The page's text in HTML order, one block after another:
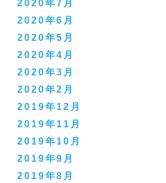
2020年7月
2020年6月
2020年5月
2020年4月
2020年3月
2020年2月
2019年12月
2019年11月
2019年10月
2019年9月
2019年8月